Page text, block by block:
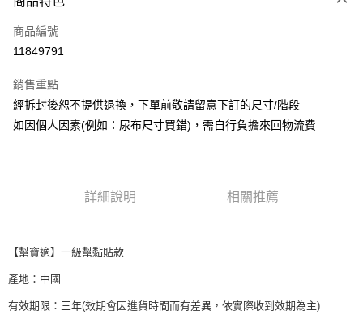
信用卡一次付款
LINE Pay
街口支付
悠遊付
AFTEE先享後付
便利好安心！
１．簡單：不需註冊會員、不需綁卡、不需儲值。
２．便利：只要手機號碼，簡訊認證，即可結帳。
３．安心：先確認商品／服務後，再付款。
運送方式
宅配
商品編號
11849791
銷售重點
經拆封後恕不提供退換，下單前敬請留意下訂的尺寸/階段
如因個人因素(例如：尿布尺寸買錯)，需自行負擔來回物流費
詳細說明 相關推薦
【幫寶適】一級幫黏貼款
產地：中國
有效期限：三年(效期會因進貨時間而有差異，依實際收到效期為主)